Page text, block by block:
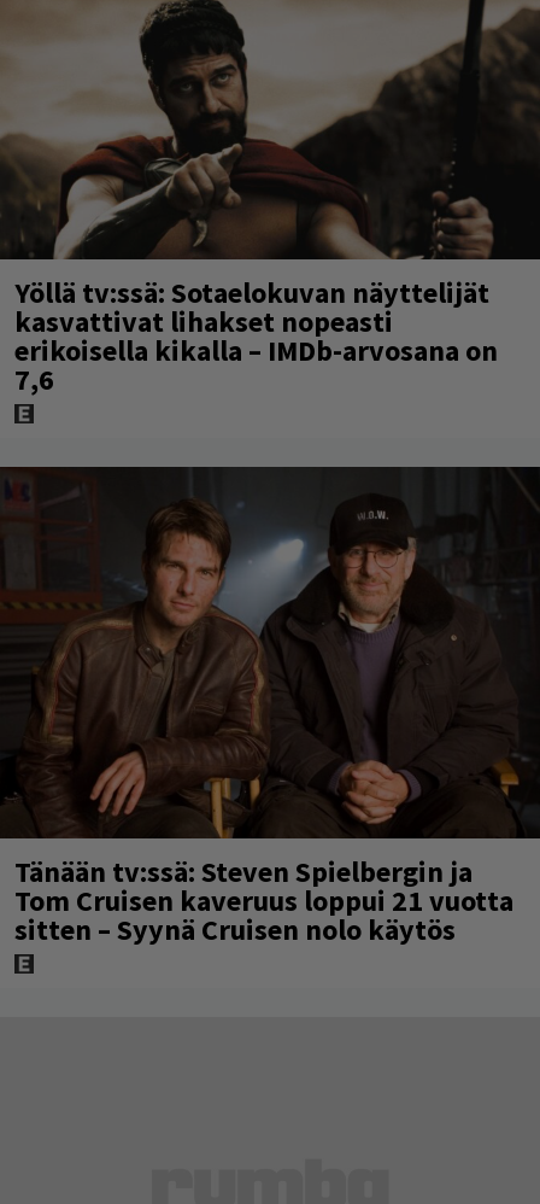
Yöllä tv:ssä: Sotaelokuvan näyttelijät
kasvattivat lihakset nopeasti
erikoisella kikalla – IMDb-arvosana on
7,6
Tänään tv:ssä: Steven Spielbergin ja
Tom Cruisen kaveruus loppui 21 vuotta
sitten – Syynä Cruisen nolo käytös